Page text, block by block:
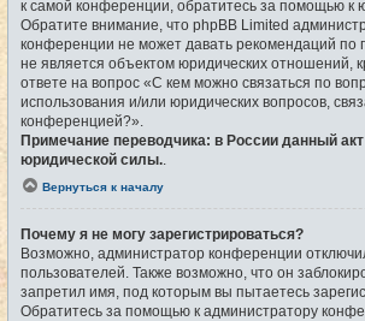
к самой конференции, обратитесь за помощью к
Обратите внимание, что phpBB Limited
конференции не может давать рекомендаций по
не является объектом юридических отношений,
ответе на вопрос «С кем можно связаться по
использования и/или юридических вопросов,
конференцией?».
Примечание переводчика: в России данный
юридической силы.
Вернуться к началу
Почему я не могу зарегистрироваться?
Возможно, администратор конференции
пользователей. Также возможно, что он
запретил имя, под которым вы пытаетесь
Обратитесь за помощью к администратору